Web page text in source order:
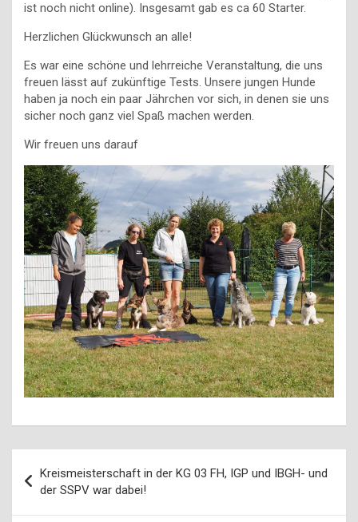
ist noch nicht online). Insgesamt gab es ca 60 Starter.
Herzlichen Glückwunsch an alle!
Es war eine schöne und lehrreiche Veranstaltung, die uns
freuen lässt auf zukünftige Tests. Unsere jungen Hunde
haben ja noch ein paar Jährchen vor sich, in denen sie uns
sicher noch ganz viel Spaß machen werden.
Wir freuen uns darauf
Kreismeisterschaft in der KG 03 FH, IGP und IBGH- und
der SSPV war dabei!